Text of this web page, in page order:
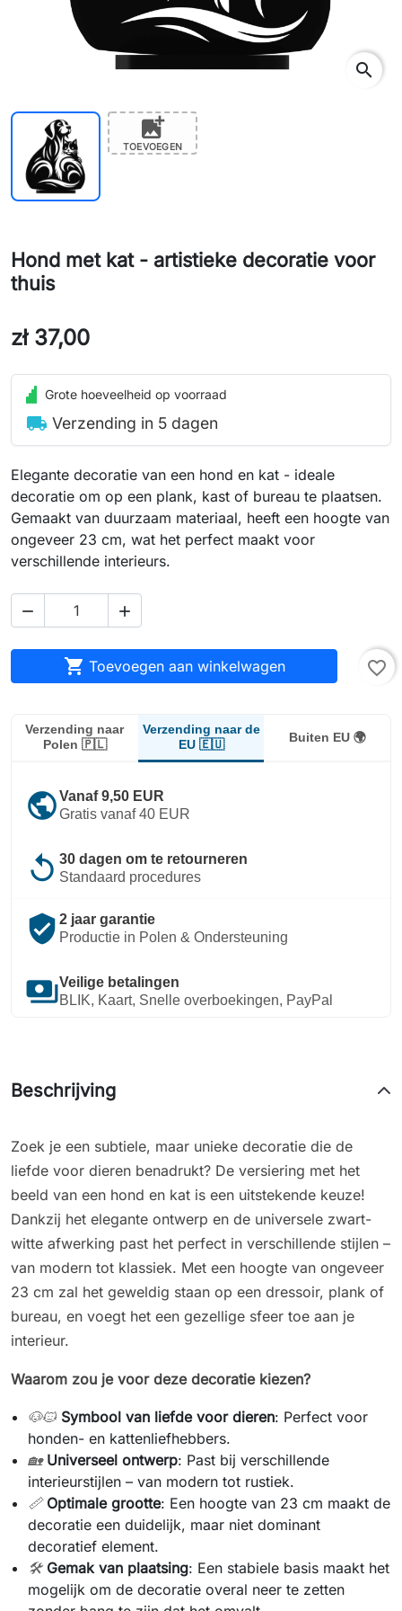
search
add_photo_alternate
TOEVOEGEN
Hond met kat - artistieke decoratie voor
thuis
zł 37,00
Grote hoeveelheid op voorraad
local_shipping Verzending in 5 dagen
Elegante decoratie van een hond en kat - ideale
decoratie om op een plank, kast of bureau te plaatsen.
Gemaakt van duurzaam materiaal, heeft een hoogte van
ongeveer 23 cm, wat het perfect maakt voor
verschillende interieurs.
 
 Toevoegen aan winkelwagen favorite_border
Verzending naar
Polen 🇵🇱
Verzending naar de
EU 🇪🇺
Buiten EU 🌍
publicVanaf 9,50 EUR
Gratis vanaf 40 EUR
replay 30 dagen om te retourneren
Standaard procedures
verified_user 2 jaar garantie
Productie in Polen & Ondersteuning
paymentsVeilige betalingen
BLIK, Kaart, Snelle overboekingen, PayPal
Beschrijving
Zoek je een subtiele, maar unieke decoratie die de
liefde voor dieren benadrukt? De versiering met het
beeld van een hond en kat is een uitstekende keuze!
Dankzij het elegante ontwerp en de universele zwart-
witte afwerking past het perfect in verschillende stijlen –
van modern tot klassiek. Met een hoogte van ongeveer
23 cm zal het geweldig staan op een dressoir, plank of
bureau, en voegt het een gezellige sfeer toe aan je
interieur.
Waarom zou je voor deze decoratie kiezen?
🐶🐱 Symbool van liefde voor dieren: Perfect voor
honden- en kattenliefhebbers.
🏡 Universeel ontwerp: Past bij verschillende
interieurstijlen – van modern tot rustiek.
📏 Optimale grootte: Een hoogte van 23 cm maakt de
decoratie een duidelijk, maar niet dominant
decoratief element.
🛠️ Gemak van plaatsing: Een stabiele basis maakt het
mogelijk om de decoratie overal neer te zetten